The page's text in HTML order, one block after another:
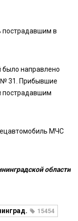
пострадавшим в
было направлено
№ 31. Прибывшие
пострадавшим
МЧС
области
15454